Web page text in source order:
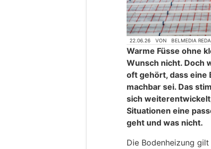
22.06.26 VON BELMEDIA
Warme Füsse ohne
Wunsch nicht. Doch
oft gehört, dass eine
machbar sei. Das
sich
Situationen eine
geht und was nicht.
Die Bodenheizung